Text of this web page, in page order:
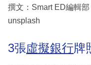
撰文：Smart ED編輯
unsplash
3張虛擬銀行牌